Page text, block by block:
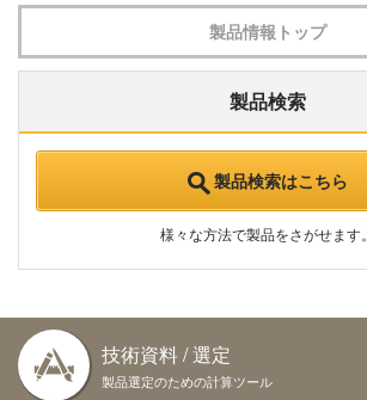
製品情報トップ
製品検索
製品検索はこちら
様々な方法で製品をさがせます。
技術資料 / 選定
製品選定のための計算ツール